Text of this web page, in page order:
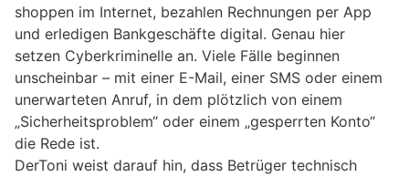
shoppen im Internet, bezahlen Rechnungen per App
und erledigen Bankgeschäfte digital. Genau hier
setzen Cyberkriminelle an. Viele Fälle beginnen
unscheinbar – mit einer E-Mail, einer SMS oder einem
unerwarteten Anruf, in dem plötzlich von einem
„Sicherheitsproblem“ oder einem „gesperrten Konto“
die Rede ist.
DerToni weist darauf hin, dass Betrüger technisch